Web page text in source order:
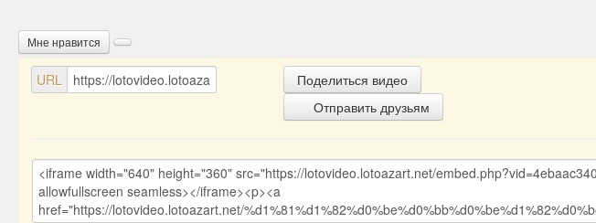
Мне нравится
URL
Поделиться видео
Отправить друзьям